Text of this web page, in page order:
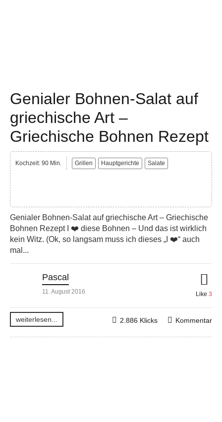
Genialer Bohnen-Salat auf
griechische Art –
Griechische Bohnen Rezept
Kochzeit: 90 Min. Grillen Hauptgerichte Salate
Genialer Bohnen-Salat auf griechische Art – Griechische
Bohnen Rezept I ❤️ diese Bohnen – Und das ist wirklich
kein Witz. (Ok, so langsam muss ich dieses „I ❤️“ auch
mal...
Pascal
11. August 2016 Like 3
weiterlesen... Kommentar
2.886 Klicks